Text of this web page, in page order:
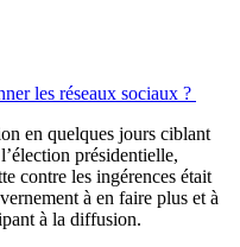
les réseaux sociaux ?
en quelques jours ciblant
présidentielle,
contre les ingérences était
à en faire plus et à
à la diffusion.